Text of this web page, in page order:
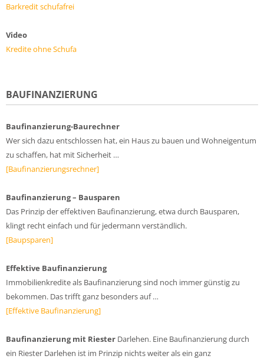
Barkredit schufafrei
Video
Kredite ohne Schufa
BAUFINANZIERUNG
Baufinanzierung-Baurechner
Wer sich dazu entschlossen hat, ein Haus zu bauen und Wohneigentum
zu schaffen, hat mit Sicherheit …
[Baufinanzierungsrechner]
Baufinanzierung – Bausparen
Das Prinzip der effektiven Baufinanzierung, etwa durch Bausparen,
klingt recht einfach und für jedermann verständlich.
[Baupsparen]
Effektive Baufinanzierung
Immobilienkredite als Baufinanzierung sind noch immer günstig zu
bekommen. Das trifft ganz besonders auf …
[Effektive Baufinanzierung]
Baufinanzierung mit Riester Darlehen. Eine Baufinanzierung durch
ein Riester Darlehen ist im Prinzip nichts weiter als ein ganz